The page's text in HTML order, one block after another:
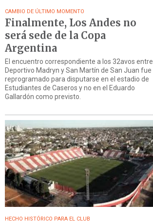
CAMBIO DE ÚLTIMO MOMENTO
Finalmente, Los Andes no
será sede de la Copa
Argentina
El encuentro correspondiente a los 32avos entre
Deportivo Madryn y San Martín de San Juan fue
reprogramado para disputarse en el estadio de
Estudiantes de Caseros y no en el Eduardo
Gallardón como previsto.
HECHO HISTÓRICO PARA EL CLUB